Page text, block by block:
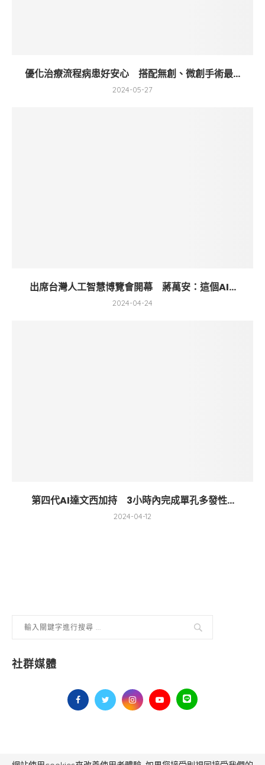
優化治療流程病患好安心 搭配無創、微創手術最...
2024-05-27
出席台灣人工智慧博覽會開幕 蔣萬安：這個AI...
2024-04-24
第四代AI達文西加持 3小時內完成單孔多發性...
2024-04-12
社群媒體